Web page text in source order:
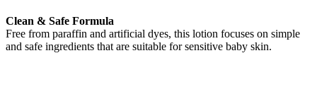
Clean & Safe Formula
Free from paraffin and artificial dyes, this lotion focuses on simple
and safe ingredients that are suitable for sensitive baby skin.